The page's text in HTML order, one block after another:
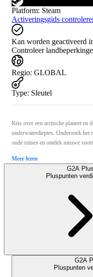
Platform: Steam
Activeringsgids
Kan worden geactiveerd
Controleer
Regio: GLOBAL
Type: Sleutel
Reis over een arctische planeet en
onderwaterdieptes. Onderzoek
oude ruïnes en ontdek nieuwe
Meer lezen
G2A Plus
Pluspunten
G2A
Pluspunten